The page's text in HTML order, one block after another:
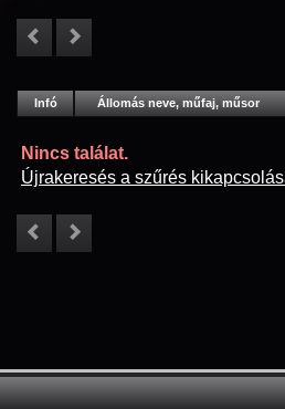
Infó Lejátszás
Állomás neve, műfaj, műsor
Nincs találat.
Újrakeresés a szűrés